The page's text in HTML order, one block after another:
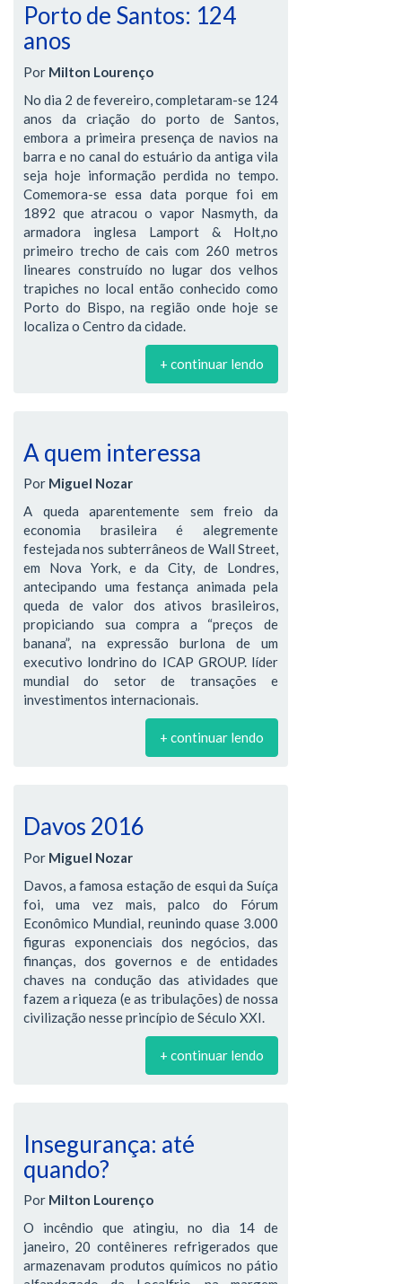
Porto de Santos: 124
anos
Por Milton Lourenço
No dia 2 de fevereiro, completaram-se 124
anos da criação do porto de Santos,
embora a primeira presença de navios na
barra e no canal do estuário da antiga vila
seja hoje informação perdida no tempo.
Comemora-se essa data porque foi em
1892 que atracou o vapor Nasmyth, da
armadora inglesa Lamport & Holt,no
primeiro trecho de cais com 260 metros
lineares construído no lugar dos velhos
trapiches no local então conhecido como
Porto do Bispo, na região onde hoje se
localiza o Centro da cidade.
+ continuar lendo
A quem interessa
Por Miguel Nozar
A queda aparentemente sem freio da
economia brasileira é alegremente
festejada nos subterrâneos de Wall Street,
em Nova York, e da City, de Londres,
antecipando uma festança animada pela
queda de valor dos ativos brasileiros,
propiciando sua compra a “preços de
banana”, na expressão burlona de um
executivo londrino do ICAP GROUP. líder
mundial do setor de transações e
investimentos internacionais.
+ continuar lendo
Davos 2016
Por Miguel Nozar
Davos, a famosa estação de esqui da Suíça
foi, uma vez mais, palco do Fórum
Econômico Mundial, reunindo quase 3.000
figuras exponenciais dos negócios, das
finanças, dos governos e de entidades
chaves na condução das atividades que
fazem a riqueza (e as tribulações) de nossa
civilização nesse princípio de Século XXI.
+ continuar lendo
Insegurança: até
quando?
Por Milton Lourenço
O incêndio que atingiu, no dia 14 de
janeiro, 20 contêineres refrigerados que
armazenavam produtos químicos no pátio